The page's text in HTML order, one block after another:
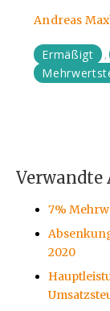
Andreas
Ermäßigt ,
7%
2020